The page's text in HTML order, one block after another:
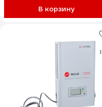
В корзину